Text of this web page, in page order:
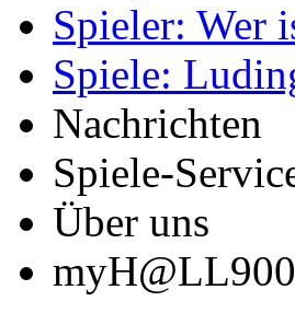
Spieler: Wer
Spiele:
Nachrichten
Spiele-
Über uns